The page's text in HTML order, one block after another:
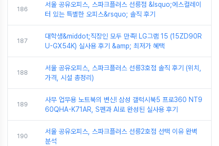
186
서울 공유오피스, 스파크플러스 선릉점 &lsquo;에스컬레이
터 있는 특별한 오피스&rsquo; 솔직 후기
187
대학생&middot;직장인 모두 만족! LG그램 15 (15ZD90R
U-GX54K) 실사용 후기 &amp; 최저가 혜택
188
서울 공유오피스, 스파크플러스 선릉3호점 솔직 후기 (위치,
가격, 시설 총정리)
189
사무 업무용 노트북의 변신! 삼성 갤럭시북5 프로360 NT9
60QHA-K71AR, S펜과 AI로 완성된 실사용 후기
190
서울 공유오피스, 스파크플러스 선릉2호점 선택 이유 완벽
분석